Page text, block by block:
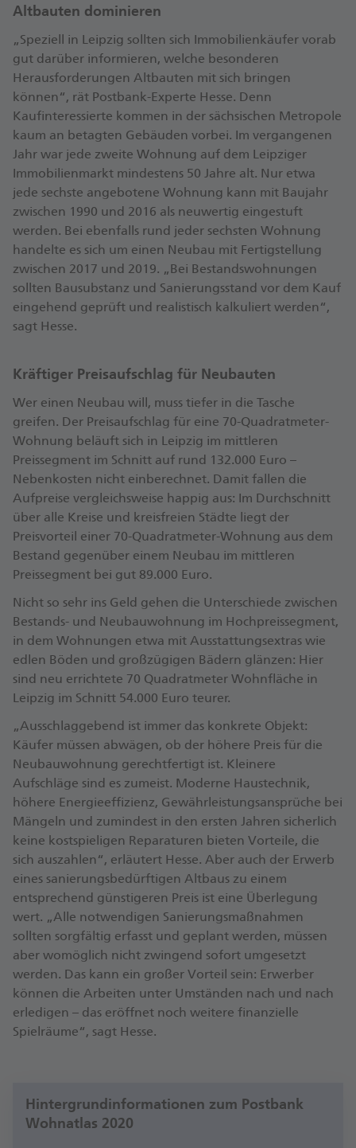
Altbauten dominieren
„Speziell in Leipzig sollten sich Immobilienkäufer vorab
gut darüber informieren, welche besonderen
Herausforderungen Altbauten mit sich bringen
können“, rät Postbank-Experte Hesse. Denn
Kaufinteressierte kommen in der sächsischen Metropole
kaum an betagten Gebäuden vorbei. Im vergangenen
Jahr war jede zweite Wohnung auf dem Leipziger
Immobilienmarkt mindestens 50 Jahre alt. Nur etwa
jede sechste angebotene Wohnung kann mit Baujahr
zwischen 1990 und 2016 als neuwertig eingestuft
werden. Bei ebenfalls rund jeder sechsten Wohnung
handelte es sich um einen Neubau mit Fertigstellung
zwischen 2017 und 2019. „Bei Bestandswohnungen
sollten Bausubstanz und Sanierungsstand vor dem Kauf
eingehend geprüft und realistisch kalkuliert werden“,
sagt Hesse.
Kräftiger Preisaufschlag für Neubauten
Wer einen Neubau will, muss tiefer in die Tasche
greifen. Der Preisaufschlag für eine 70-Quadratmeter-
Wohnung beläuft sich in Leipzig im mittleren
Preissegment im Schnitt auf rund 132.000 Euro –
Nebenkosten nicht einberechnet. Damit fallen die
Aufpreise vergleichsweise happig aus: Im Durchschnitt
über alle Kreise und kreisfreien Städte liegt der
Preisvorteil einer 70-Quadratmeter-Wohnung aus dem
Bestand gegenüber einem Neubau im mittleren
Preissegment bei gut 89.000 Euro.
Nicht so sehr ins Geld gehen die Unterschiede zwischen
Bestands- und Neubauwohnung im Hochpreissegment,
in dem Wohnungen etwa mit Ausstattungsextras wie
edlen Böden und großzügigen Bädern glänzen: Hier
sind neu errichtete 70 Quadratmeter Wohnfläche in
Leipzig im Schnitt 54.000 Euro teurer.
„Ausschlaggebend ist immer das konkrete Objekt:
Käufer müssen abwägen, ob der höhere Preis für die
Neubauwohnung gerechtfertigt ist. Kleinere
Aufschläge sind es zumeist. Moderne Haustechnik,
höhere Energieeffizienz, Gewährleistungsansprüche bei
Mängeln und zumindest in den ersten Jahren sicherlich
keine kostspieligen Reparaturen bieten Vorteile, die
sich auszahlen“, erläutert Hesse. Aber auch der Erwerb
eines sanierungsbedürftigen Altbaus zu einem
entsprechend günstigeren Preis ist eine Überlegung
wert. „Alle notwendigen Sanierungsmaßnahmen
sollten sorgfältig erfasst und geplant werden, müssen
aber womöglich nicht zwingend sofort umgesetzt
werden. Das kann ein großer Vorteil sein: Erwerber
können die Arbeiten unter Umständen nach und nach
erledigen – das eröffnet noch weitere finanzielle
Spielräume“, sagt Hesse.
Hintergrundinformationen zum Postbank
Wohnatlas 2020